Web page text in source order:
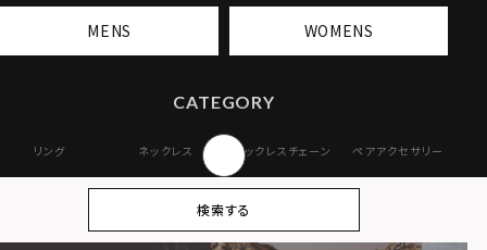
MENS WOMENS
CATEGORY
リング ネックレス ネックレスチェーン ペアアクセサリー
検索する